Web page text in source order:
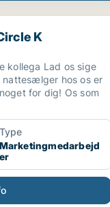
Kongevej...
K
kollega Lad os sige
nattesælger hos os er
for dig! Os som
Type
Marketingmedarbejd
er